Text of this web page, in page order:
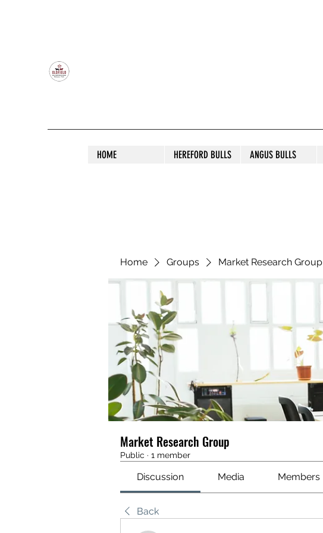
HOME HEREFORD BULLS ANGUS BULLS
Home Groups Market Research Group
Market Research Group
Public · 1 member
Discussion Media Members
Back